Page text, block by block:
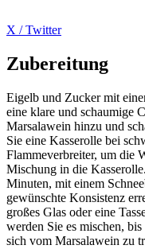
X / Twitter
Zubereitung
Eigelb und Zucker mit
eine klare und schaumige
Marsalawein hinzu und
Sie eine Kasserolle bei
Flammeverbreiter, um die
Mischung in die
Minuten, mit einem
gewünschte Konsistenz
großes Glas oder eine
werden Sie es mischen,
sich vom Marsalawein zu